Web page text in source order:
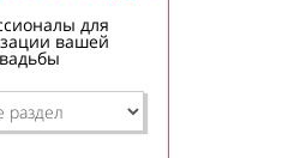
для
вашей